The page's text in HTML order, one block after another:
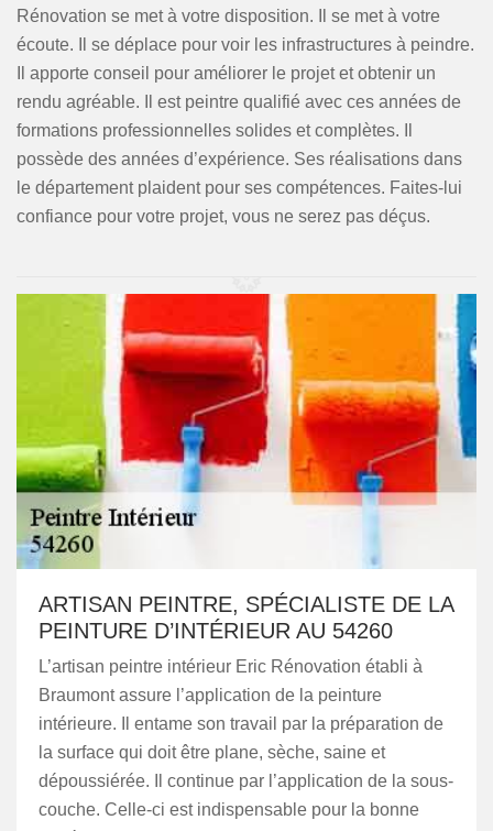
Rénovation se met à votre disposition. Il se met à votre
écoute. Il se déplace pour voir les infrastructures à peindre.
Il apporte conseil pour améliorer le projet et obtenir un
rendu agréable. Il est peintre qualifié avec ces années de
formations professionnelles solides et complètes. Il
possède des années d’expérience. Ses réalisations dans
le département plaident pour ses compétences. Faites-lui
confiance pour votre projet, vous ne serez pas déçus.
ARTISAN PEINTRE, SPÉCIALISTE DE LA
PEINTURE D’INTÉRIEUR AU 54260
L’artisan peintre intérieur Eric Rénovation établi à
Braumont assure l’application de la peinture
intérieure. Il entame son travail par la préparation de
la surface qui doit être plane, sèche, saine et
dépoussiérée. Il continue par l’application de la sous-
couche. Celle-ci est indispensable pour la bonne